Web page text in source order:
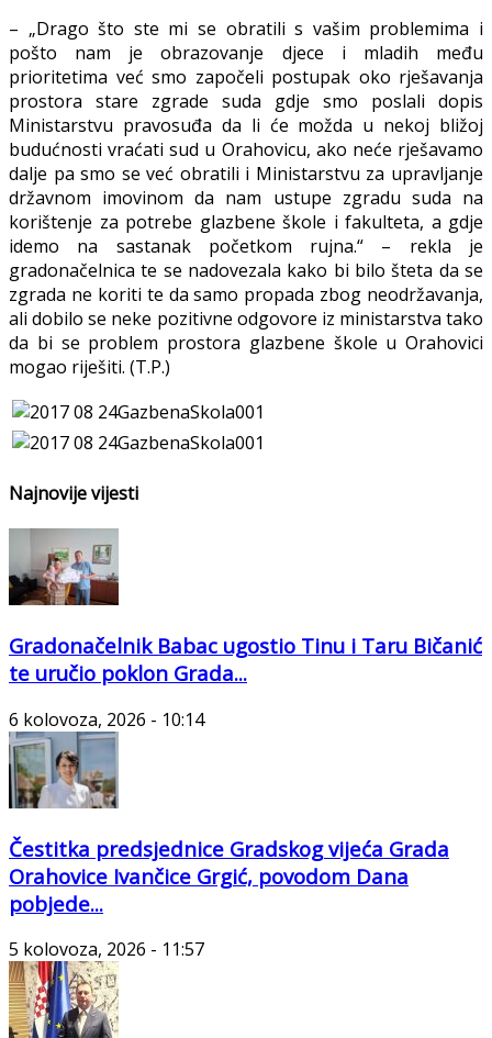
– „Drago što ste mi se obratili s vašim problemima i
pošto nam je obrazovanje djece i mladih među
prioritetima već smo započeli postupak oko rješavanja
prostora stare zgrade suda gdje smo poslali dopis
Ministarstvu pravosuđa da li će možda u nekoj bližoj
budućnosti vraćati sud u Orahovicu, ako neće rješavamo
dalje pa smo se već obratili i Ministarstvu za upravljanje
državnom imovinom da nam ustupe zgradu suda na
korištenje za potrebe glazbene škole i fakulteta, a gdje
idemo na sastanak početkom rujna.“ – rekla je
gradonačelnica te se nadovezala kako bi bilo šteta da se
zgrada ne koriti te da samo propada zbog neodržavanja,
ali dobilo se neke pozitivne odgovore iz ministarstva tako
da bi se problem prostora glazbene škole u Orahovici
mogao riješiti. (T.P.)
Najnovije vijesti
Gradonačelnik Babac ugostio Tinu i Taru Bičanić
te uručio poklon Grada...
6 kolovoza, 2026 - 10:14
Čestitka predsjednice Gradskog vijeća Grada
Orahovice Ivančice Grgić, povodom Dana
pobjede...
5 kolovoza, 2026 - 11:57